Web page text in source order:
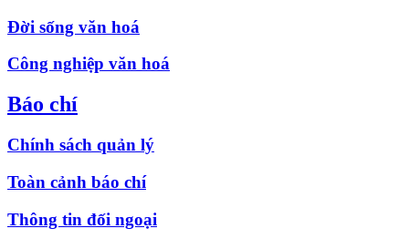
Đời sống văn hoá
Công nghiệp văn hoá
Báo chí
Chính sách quản lý
Toàn cảnh báo chí
Thông tin đối ngoại